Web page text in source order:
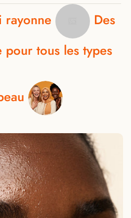
rayonne
Des
pour tous les types